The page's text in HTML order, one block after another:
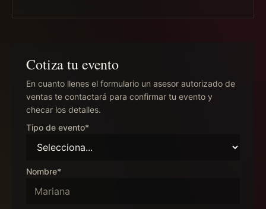
Cotiza tu evento
En cuanto llenes el formulario un asesor autorizado de
ventas te contactará para confirmar tu evento y
checar los detalles.
Tipo de evento*
Nombre*